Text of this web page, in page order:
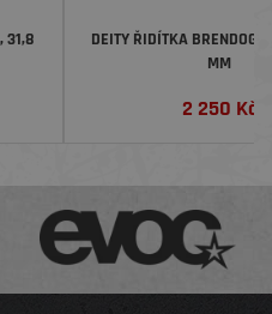
31,8
DEITY ŘIDÍTKA BRENDOG
MM
2 250 Kč